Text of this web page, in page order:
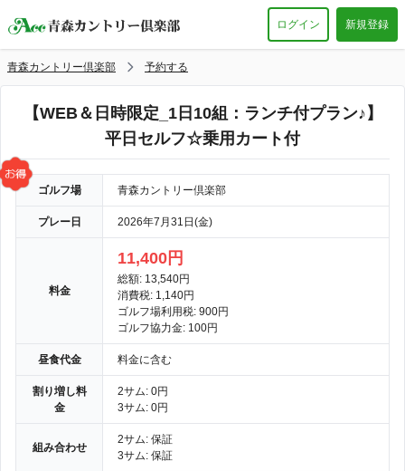
ログイン 新規登録
青森カントリー倶楽部 予約する
【WEB＆日時限定_1日10組：ランチ付プラン♪】
平日セルフ☆乗用カート付
ゴルフ場 青森カントリー倶楽部
プレー日 2026年7月31日(金)
料金
11,400円
総額: 13,540円
消費税: 1,140円
ゴルフ場利用税: 900円
ゴルフ協力金: 100円
昼食代金 料金に含む
割り増し料
金
2サム: 0円
3サム: 0円
組み合わせ
2サム: 保証
3サム: 保証